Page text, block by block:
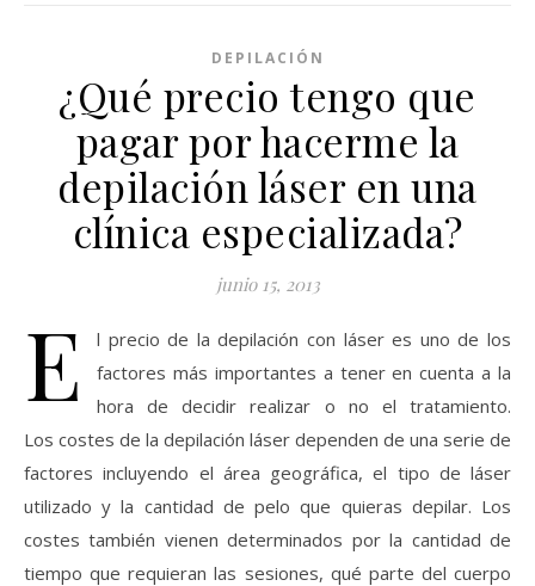
DEPILACIÓN
¿Qué precio tengo que
pagar por hacerme la
depilación láser en una
clínica especializada?
junio 15, 2013
E
l precio de la depilación con láser es uno de los
factores más importantes a tener en cuenta a la
hora de decidir realizar o no el tratamiento.
Los costes de la depilación láser dependen de una serie de
factores incluyendo el área geográfica, el tipo de láser
utilizado y la cantidad de pelo que quieras depilar. Los
costes también vienen determinados por la cantidad de
tiempo que requieran las sesiones, qué parte del cuerpo